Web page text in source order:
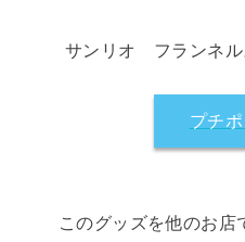
サンリオ フランネ
プチポ
このグッズを他のお店